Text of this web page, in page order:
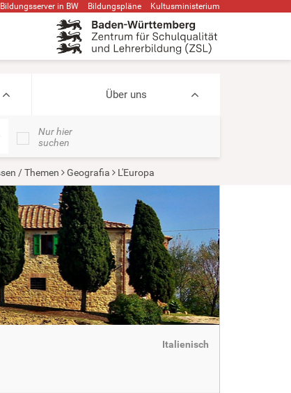
Bildungsserver in BW Bildungspläne Kultusministerium
Über uns
Nur hier
suchen
/ Themen Geografia L'Europa
Italienisch